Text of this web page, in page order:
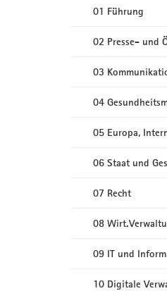
01 Führung
02 Presse- und
03
04
05 Europa,
06 Staat und
07 Recht
08
09 IT und
10 Digitale